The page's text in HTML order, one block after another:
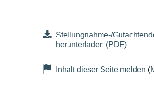
Stellungnahme-/
herunterladen (PDF)
Inhalt dieser Seite melden (